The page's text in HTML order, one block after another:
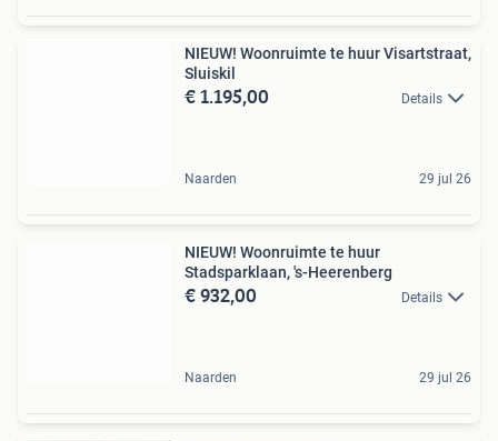
NIEUW! Woonruimte te huur Visartstraat,
Sluiskil
€ 1.195,00 Details
Naarden 29 jul 26
NIEUW! Woonruimte te huur
Stadsparklaan, 's-Heerenberg
€ 932,00 Details
Naarden 29 jul 26